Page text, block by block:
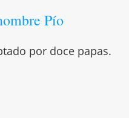
Pío
por doce papas.